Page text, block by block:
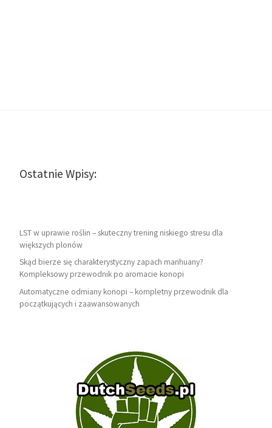
Ostatnie Wpisy:
LST w uprawie roślin – skuteczny trening niskiego stresu dla
większych plonów
Skąd bierze się charakterystyczny zapach marihuany?
Kompleksowy przewodnik po aromacie konopi
Automatyczne odmiany konopi – kompletny przewodnik dla
początkujących i zaawansowanych